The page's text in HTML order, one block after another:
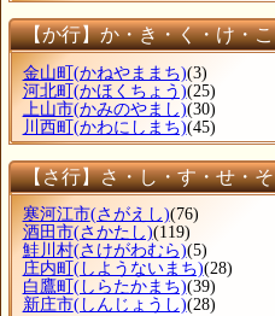
【か行】か・き・く・け・こ
金山町(かねやままち)(3)
河北町(かほくちょう)(25)
上山市(かみのやまし)(30)
川西町(かわにしまち)(45)
【さ行】さ・し・す・せ・そ
寒河江市(さがえし)(76)
酒田市(さかたし)(119)
鮭川村(さけがわむら)(5)
庄内町 (しようないまち)(28)
白鷹町 (しらたかまち)(39)
新庄市(しんじょうし)(28)